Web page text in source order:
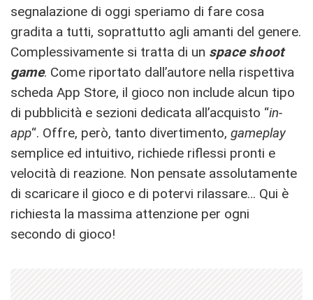
segnalazione di oggi speriamo di fare cosa
gradita a tutti, soprattutto agli amanti del genere.
Complessivamente si tratta di un space shoot
game. Come riportato dall’autore nella rispettiva
scheda App Store, il gioco non include alcun tipo
di pubblicità e sezioni dedicata all’acquisto “in-
app“. Offre, però, tanto divertimento, gameplay
semplice ed intuitivo, richiede riflessi pronti e
velocità di reazione. Non pensate assolutamente
di scaricare il gioco e di potervi rilassare… Qui è
richiesta la massima attenzione per ogni
secondo di gioco!